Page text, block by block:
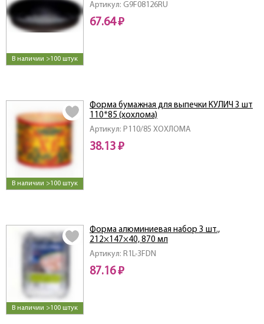
В наличии >100 штук
Артикул: G9F08126RU
67.64 ₽
В наличии >100 штук
Артикул: Р110/85 ХОХЛОМА
Форма бумажная для выпечки КУЛИЧ 3 шт
110*85 (хохлома)
38.13 ₽
В наличии >100 штук
Артикул: R1L-3FDN
Форма алюминиевая набор 3 шт.,
212×147×40, 870 мл
87.16 ₽